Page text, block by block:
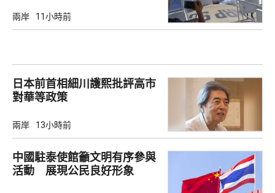
兩岸 11小時前
日本前首相細川護熙批評高市
對華等政策
兩岸 13小時前
中國駐泰使館籲文明有序參與
活動 展現公民良好形象